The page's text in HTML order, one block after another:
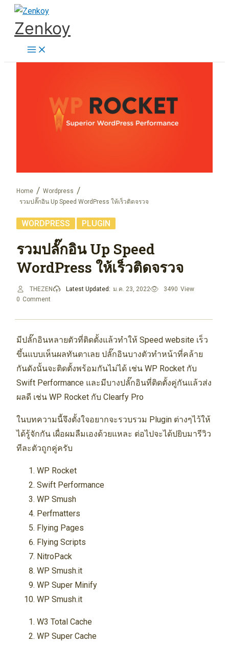
Skip
content
Zenkoy
Home
Wordpress
รวมปลั๊กอิน Up Speed WordPress ให้เร็วติดจรวจ
WORDPRESS PLUGIN
รวมปลั๊กอิน Up Speed
WordPress ให้เร็วติดจรวจ
THEZEN Latest Updated: ม.ค. 23, 2022 3490 View
0 Comment
มีปลั๊กอินหลายตัวที่ติดตั้งแล้วทำให้ Speed website เร็ว
ขึ้นแบบเห็นผลทันตาเลย ปลั๊กอินบางตัวทำหน้าที่คล้าย
กันดังนั้นจะติดตั้งพร้อมกันไม่ได้ เช่น WP Rocket กับ
Swift Performance และมีบางปลั๊กอินที่ติดตั้งคู่กันแล้วส่ง
ผลดี เช่น WP Rocket กับ Clearfy Pro
ในบทความนี้จึงตั้งใจอยากจะรวบรวม Plugin ต่างๆไว้ให้
ได้รู้จักกัน เผื่อผมลืมเองด้วยแหละ ต่อไปจะได้ปยิบมารีวิว
ทีละตัวถูกคู่ครับ
WP Rocket
Swift Performance
WP Smush
Perfmatters
Flying Pages
Flying Scripts
NitroPack
WP Smush.it
WP Super Minify
WP Smush.it
W3 Total Cache
WP Super Cache